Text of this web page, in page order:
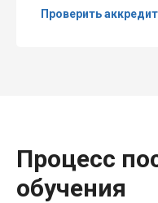
Проверить
Процесс
обучения